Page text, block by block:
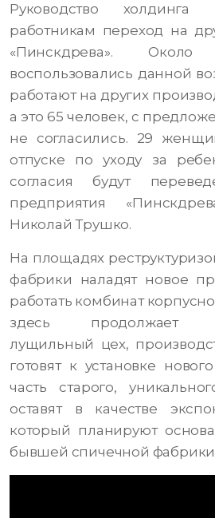
Руководство
работникам переход на
«Пинскдрева».
воспользовались данной
работают на других
а это 65 человек, с
не согласились. 29
отпуске по уходу за
согласия будут
предприятия
Николай Трушко.
На площадях
фабрики наладят новое
работать комбинат
здесь продолжает
лущильный цех,
готовят к установке
часть старого,
оставят в качестве
который планируют
бывшей спичечной